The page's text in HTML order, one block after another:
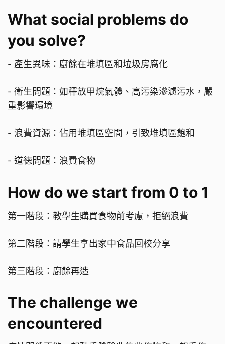
What social problems do
you solve?
- 產生異味：廚餘在堆填區和垃圾房腐化
- 衛生問題：如䆁放甲烷氣體、高污染滲濾污水，嚴
重影響環境
- 浪費資源：佔用堆填區空間，引致堆填區飽和
- 道徳問題：浪費食物
How do we start from 0 to 1
第一階段：教學生購買食物前考慮，拒絕浪費
第二階段：請學生拿出家中食品回校分享
第三階段：廚餘再造
The challenge we
encountered